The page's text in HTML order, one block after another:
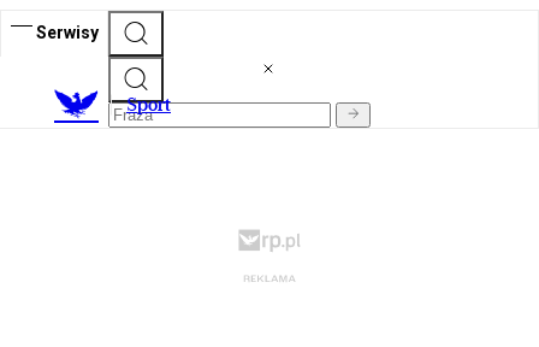
Serwisy
Sport